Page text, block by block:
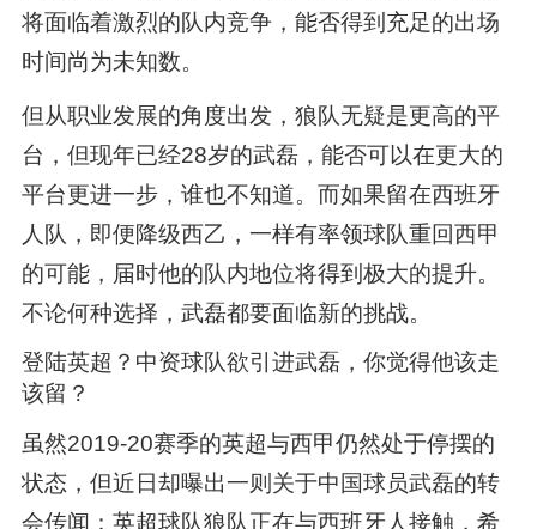
将面临着激烈的队内竞争，能否得到充足的出场
时间尚为未知数。
但从职业发展的角度出发，狼队无疑是更高的平
台，但现年已经28岁的武磊，能否可以在更大的
平台更进一步，谁也不知道。而如果留在西班牙
人队，即便降级西乙，一样有率领球队重回西甲
的可能，届时他的队内地位将得到极大的提升。
不论何种选择，武磊都要面临新的挑战。
登陆英超？中资球队欲引进武磊，你觉得他该走
该留？
虽然2019-20赛季的英超与西甲仍然处于停摆的
状态，但近日却曝出一则关于中国球员武磊的转
会传闻：英超球队狼队正在与西班牙人接触，希